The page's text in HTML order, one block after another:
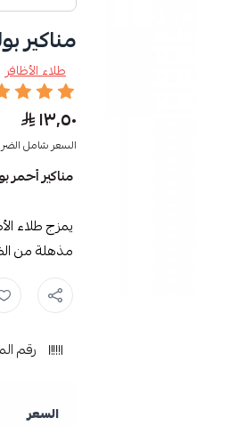
مناكير
طلاء الأظافر
١٣٫٥٠
السعر شامل
مناكير أحمر
مذهلة من
بلوفير ,
رقم
السعر